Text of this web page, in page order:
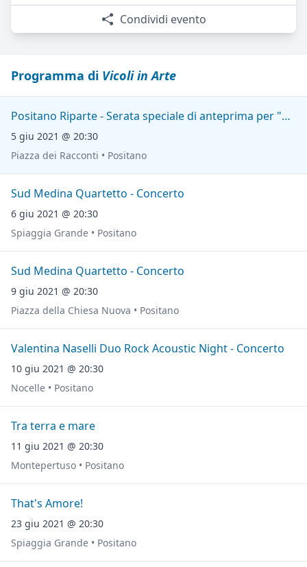
Condividi evento
Programma di Vicoli in Arte
Positano Riparte - Serata speciale di anteprima per "Vicoli in Arte"
5 giu 2021 @ 20:30
Piazza dei Racconti • Positano
Sud Medina Quartetto - Concerto
6 giu 2021 @ 20:30
Spiaggia Grande • Positano
Sud Medina Quartetto - Concerto
9 giu 2021 @ 20:30
Piazza della Chiesa Nuova • Positano
Valentina Naselli Duo Rock Acoustic Night - Concerto
10 giu 2021 @ 20:30
Nocelle • Positano
Tra terra e mare
11 giu 2021 @ 20:30
Montepertuso • Positano
That's Amore!
23 giu 2021 @ 20:30
Spiaggia Grande • Positano